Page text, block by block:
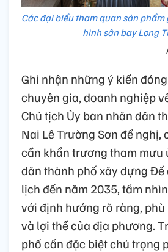
Các đại biểu tham quan sản
hình sân bay Long
Ghi nhận những ý kiến
chuyên gia, doanh nghiệp
Chủ tịch Ủy ban nhân dân
Nai Lê Trường Sơn đề nghị,
cần khẩn trương tham mưu
dân thành phố xây dựng
lịch đến năm 2035, tầm
với định hướng rõ ràng,
và lợi thế của địa phương.
phố cần đặc biệt chú trọng